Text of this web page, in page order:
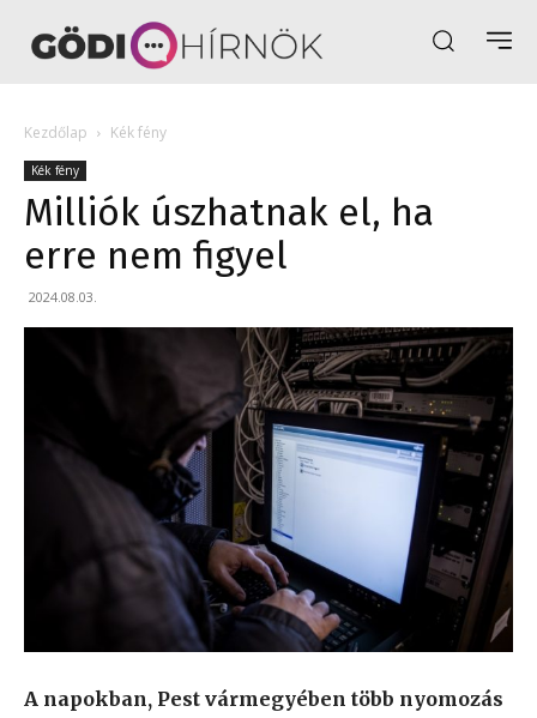
Kezdőlap Kék fény
Kék fény
Milliók úszhatnak el, ha
erre nem figyel
2024.08.03.
A napokban, Pest vármegyében több nyomozás